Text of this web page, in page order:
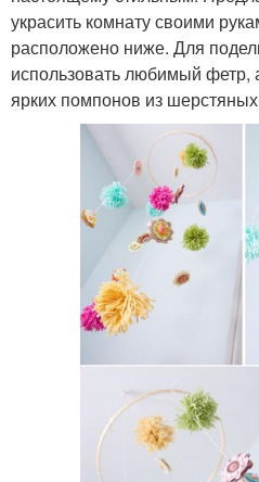
украсить комнату своими
расположено ниже. Для
использовать любимый фетр,
ярких помпонов из шерстяных